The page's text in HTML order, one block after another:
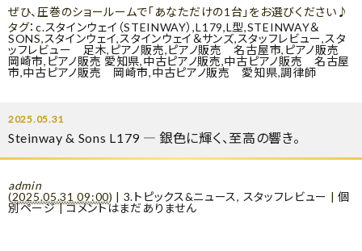
ぜひ、圧巻のショールームで「あなただけの1台」をお選びください♪
タグ：c.スタインウェイ（STEINWAY）,L179,L型,STEINWAY＆
SONS,スタインウェイ,スタインウェイ＆サンズ,スタッフレビュー,スタ
ッフレビュー 足木, ピアノ販売,ピアノ販売 名古屋市, ピアノ販売
岡崎市, ピアノ販売 愛知県,中古ピアノ販売,中古ピアノ販売 名古屋
市,中古ピアノ販売 岡崎市,中古ピアノ販売 愛知県,調律師
2025.05.31
Steinway & Sons L179 ― 銀色に輝く、至高の響き。
admin
(2025.05.31 09:00) | 3.トピックス&ニュース, スタッフレビュー |個
別ページ|コメントはまだありません